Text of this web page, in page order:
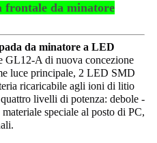
frontale da minatore
da minatore a LED
GL12-A di nuova concezione
luce principale, 2 LED SMD
ricaricabile agli ioni di litio
livelli di potenza: debole -
speciale al posto di PC,